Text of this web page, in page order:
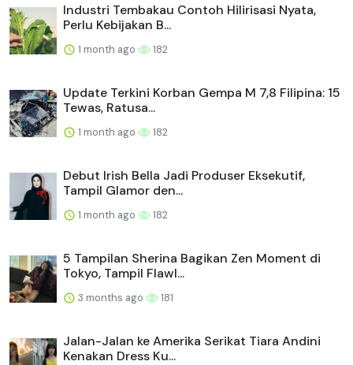
Industri Tembakau Contoh Hilirisasi Nyata,
Perlu Kebijakan B...
1 month ago 182
Update Terkini Korban Gempa M 7,8 Filipina: 15
Tewas, Ratusa...
1 month ago 182
Debut Irish Bella Jadi Produser Eksekutif,
Tampil Glamor den...
1 month ago 182
5 Tampilan Sherina Bagikan Zen Moment di
Tokyo, Tampil Flawl...
3 months ago 181
Jalan-Jalan ke Amerika Serikat Tiara Andini
Kenakan Dress Ku...